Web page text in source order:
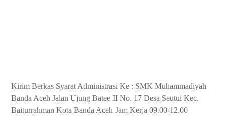
Kirim Berkas Syarat Administrasi Ke : SMK Muhammadiyah
Banda Aceh Jalan Ujung Batee II No. 17 Desa Seutui Kec.
Baiturrahman Kota Banda Aceh Jam Kerja 09.00-12.00